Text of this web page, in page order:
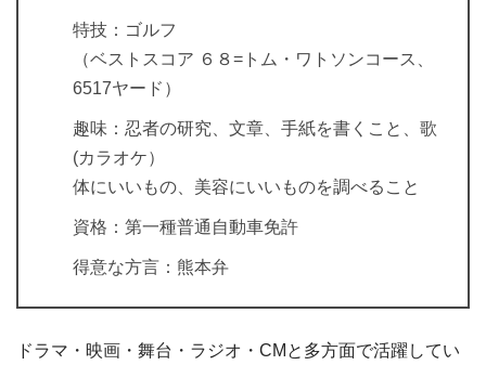
特技：ゴルフ
（ベストスコア ６８=トム・ワトソンコース、
6517ヤード）
趣味：忍者の研究、文章、手紙を書くこと、歌
(カラオケ）
体にいいもの、美容にいいものを調べること
資格：第一種普通自動車免許
得意な方言：熊本弁
ドラマ・映画・舞台・ラジオ・CMと多方面で活躍してい